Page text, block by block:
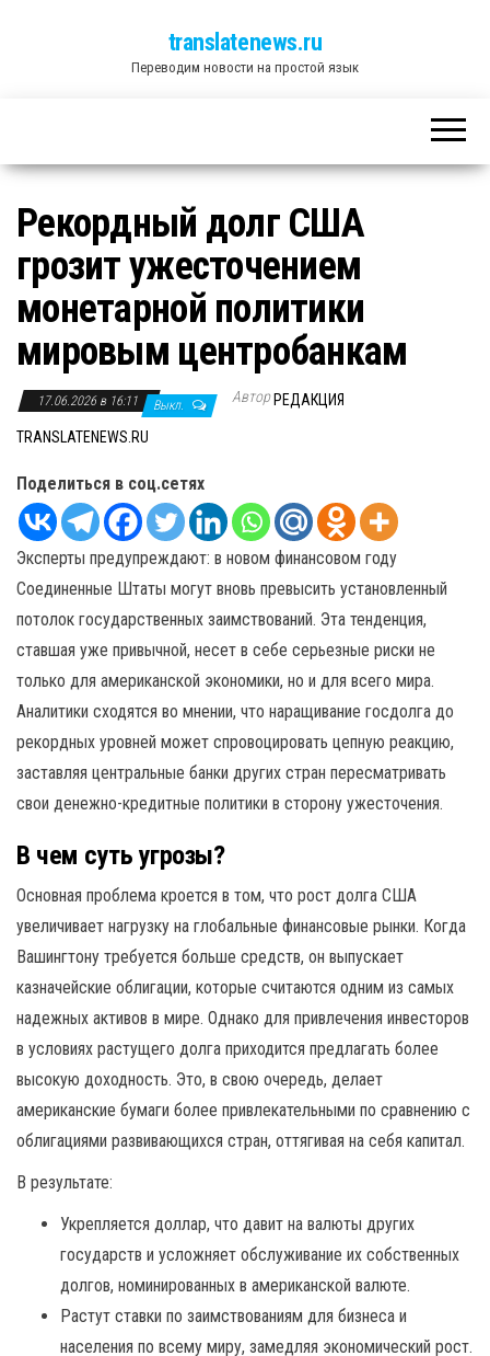
translatenews.ru
Переводим новости на простой язык
Рекордный долг США
грозит ужесточением
монетарной политики
мировым центробанкам
17.06.2026 в 16:11 Выкл. Автор РЕДАКЦИЯ
TRANSLATENEWS.RU
Поделиться в соц.сетях
Эксперты предупреждают: в новом финансовом году
Соединенные Штаты могут вновь превысить установленный
потолок государственных заимствований. Эта тенденция,
ставшая уже привычной, несет в себе серьезные риски не
только для американской экономики, но и для всего мира.
Аналитики сходятся во мнении, что наращивание госдолга до
рекордных уровней может спровоцировать цепную реакцию,
заставляя центральные банки других стран пересматривать
свои денежно-кредитные политики в сторону ужесточения.
В чем суть угрозы?
Основная проблема кроется в том, что рост долга США
увеличивает нагрузку на глобальные финансовые рынки. Когда
Вашингтону требуется больше средств, он выпускает
казначейские облигации, которые считаются одним из самых
надежных активов в мире. Однако для привлечения инвесторов
в условиях растущего долга приходится предлагать более
высокую доходность. Это, в свою очередь, делает
американские бумаги более привлекательными по сравнению с
облигациями развивающихся стран, оттягивая на себя капитал.
В результате:
Укрепляется доллар, что давит на валюты других
государств и усложняет обслуживание их собственных
долгов, номинированных в американской валюте.
Растут ставки по заимствованиям для бизнеса и
населения по всему миру, замедляя экономический рост.